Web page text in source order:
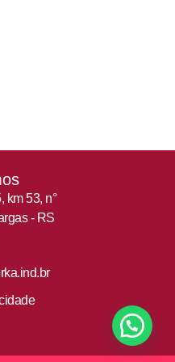
km 53, n°
- RS